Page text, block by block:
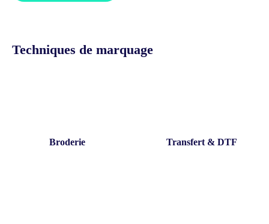
Techniques de marquage
Broderie Transfert & DTF